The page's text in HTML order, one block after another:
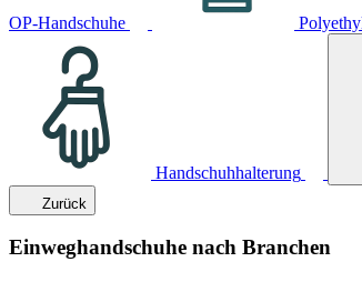
OP-Handschuhe
Handschuhhalterung
Zurück
Einweghandschuhe nach Branchen